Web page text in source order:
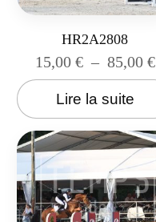
HR2A2808
15,00 € – 85,00 €
Lire la suite